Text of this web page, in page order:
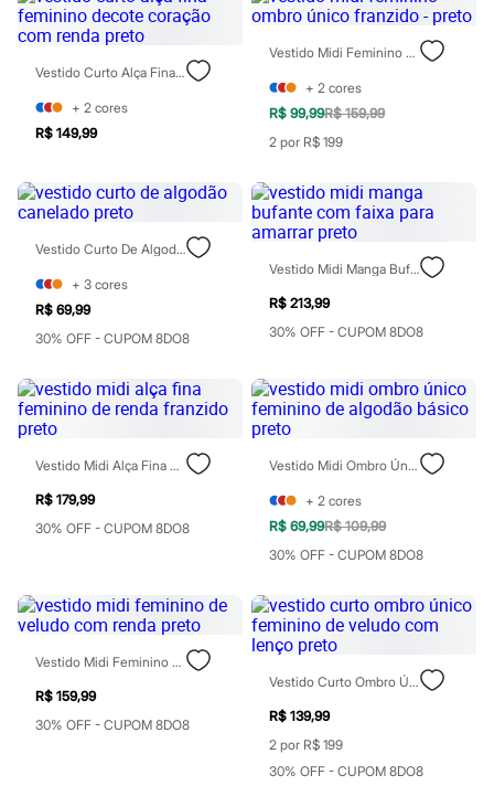
Masculino
Chinelos
Sapatênis
Sapatos
Tênis
Menina
Botas
Chinelos
Pantufas
Sandálias
Sapatilhas
Tênis
Menino
Babuche
Botas
Pantufas
Sandálias
Tênis
Marcas
Beira Rio
Cartago
Grendene
Havaianas
Ipanema
Redley
Rider
Via Uno
Vizzano
Esportivo
Novidades
Calças
Vestido Curto Alça Fina Feminino Decote Coração Com Renda Preto
+ 2 cores
R$ 149,99
Vestido Midi Feminino Ombro Único Franzido - Preto
+ 2 cores
R$ 99,99R$ 159,99
2 por R$ 199
Vestido Curto De Algodão Canelado Preto
+ 3 cores
R$ 69,99
30% OFF - CUPOM 8DO8
Vestido Midi Manga Bufante Com Faixa Para Amarrar Preto
R$ 213,99
30% OFF - CUPOM 8DO8
Vestido Midi Alça Fina Feminino De Renda Franzido Preto
R$ 179,99
30% OFF - CUPOM 8DO8
Vestido Midi Ombro Único Feminino De Algodão Básico Preto
+ 2 cores
R$ 69,99R$ 109,99
30% OFF - CUPOM 8DO8
Vestido Midi Feminino De Veludo Com Renda Preto
R$ 159,99
30% OFF - CUPOM 8DO8
Vestido Curto Ombro Único Feminino De Veludo Com Lenço Preto
R$ 139,99
2 por R$ 199
30% OFF - CUPOM 8DO8